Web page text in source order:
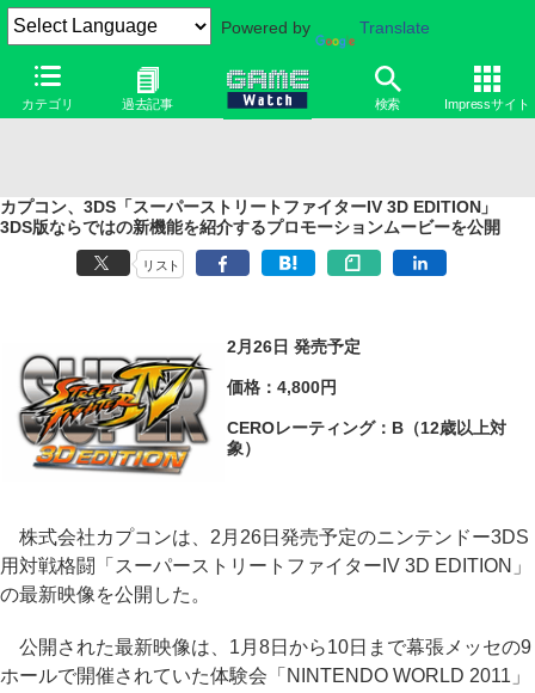
Powered by Translate
カテゴリ 過去記事 検索 Impressサイト
カプコン、3DS「スーパーストリートファイターIV 3D EDITION」
3DS版ならではの新機能を紹介するプロモーションムービーを公開
リスト
2月26日 発売予定
価格：4,800円
CEROレーティング：B（12歳以上対
象）
株式会社カプコンは、2月26日発売予定のニンテンドー3DS
用対戦格闘「スーパーストリートファイターIV 3D EDITION」
の最新映像を公開した。
公開された最新映像は、1月8日から10日まで幕張メッセの9
ホールで開催されていた体験会「NINTENDO WORLD 2011」